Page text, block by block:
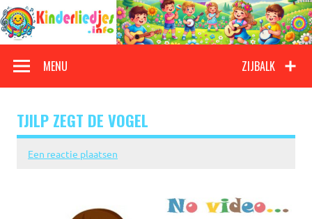
Doorgaan
naar
inhoud
Kinderliedjes
ZIJBALK
MENU
TJILP ZEGT DE VOGEL
Een reactie plaatsen